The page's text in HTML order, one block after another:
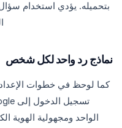
بتحميله. يؤدي استخدام
نماذج رد واحد لكل شخص
كما لوحظ في خطوات